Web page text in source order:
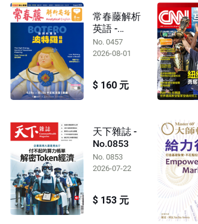
常春藤解析
英語 -
No.0457
No. 0457
2026-08-01
$ 160 元
天下雜誌 -
No.0853
No. 0853
2026-07-22
$ 153 元